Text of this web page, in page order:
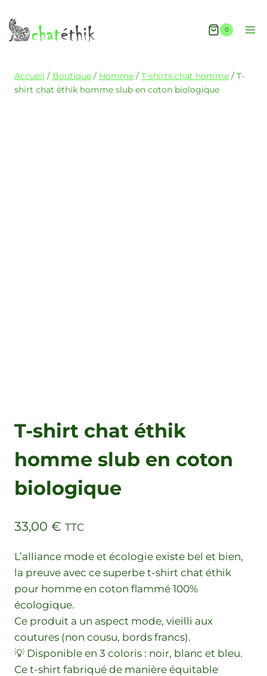
0
Accueil / Boutique / Homme / T-shirts chat homme / T-
shirt chat éthik homme slub en coton biologique
T-shirt chat éthik
homme slub en coton
biologique
33,00 € TTC
L’alliance mode et écologie existe bel et bien,
la preuve avec ce superbe t-shirt chat éthik
pour homme en coton flammé 100%
écologique.
Ce produit a un aspect mode, vieilli aux
coutures (non cousu, bords francs).
💡 Disponible en 3 coloris : noir, blanc et bleu.
Ce t-shirt fabriqué de manière équitable